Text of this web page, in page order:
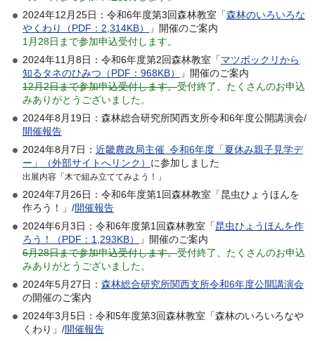
2024年12月25日：令和6年度第3回森林教室「森林のいろいろな
やくわり（PDF：2,314KB）
」開催のご案内
1月28日まで参加申込受付します。
2024年11月8日：令和6年度第2回森林教室「マツボックリから
知るタネのひみつ（PDF：968KB）
」開催のご案内
12月2日まで参加申込受付します。受付終了、たくさんのお申込
みありがとうございました。
2024年8月19日：森林総合研究所関西支所令和6年度公開講演会/
開催報告
2024年8月7日： 近畿農政局主催 令和6年度「夏休み親子見学デ
ー」（外部サイトへリンク） に参加しました
出展内容「木で組み立ててみよう！」
2024年7月26日：令和6年度第1回森林教室「昆虫ひょうほんを
作ろう！」/開催報告
2024年6月3日：令和6年度第1回森林教室「昆虫ひょうほんを作
ろう！（PDF：1,293KB）
」開催のご案内
6月28日まで参加申込受付します。受付終了、たくさんのお申込
みありがとうございました。
2024年5月27日： 森林総合研究所関西支所令和6年度公開講演会
の開催のご案内
2024年3月5日：令和5年度第3回森林教室「森林のいろいろなや
くわり」/開催報告